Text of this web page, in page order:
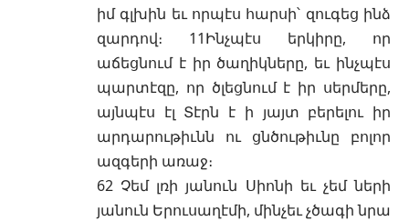
իմ գլխին եւ որպէս հարսի՝ զուգեց ինձ
զարդով։ 11Ինչպէս երկիրը, որ
աճեցնում է իր ծաղիկները, եւ ինչպէս
պարտէզը, որ ծլեցնում է իր սերմերը,
այնպէս էլ Տէրն է ի յայտ բերելու իր
արդարութիւնն ու ցնծութիւնը բոլոր
ազգերի առաջ։
62 Չեմ լռի յանուն Սիոնի եւ չեմ ների
յանուն Երուսաղէմի, մինչեւ չծագի նրա